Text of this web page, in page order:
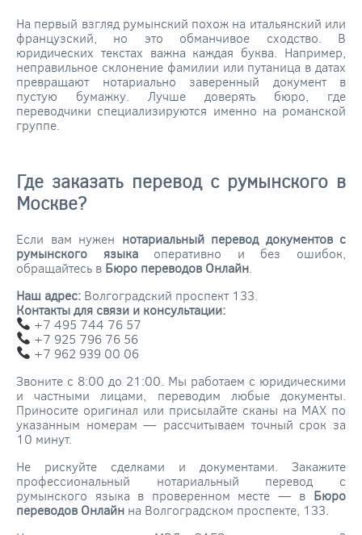
На первый взгляд румынский похож на итальянский или
французский, но это обманчивое сходство. В
юридических текстах важна каждая буква. Например,
неправильное склонение фамилии или путаница в датах
превращают нотариально заверенный документ в
пустую бумажку. Лучше доверять бюро, где
переводчики специализируются именно на романской
группе.
Где заказать перевод с румынского в
Москве?
Если вам нужен нотариальный перевод документов с
румынского языкаоперативно и без ошибок,
обращайтесь в Бюро переводов Онлайн
Наш адрес: Волгоградский проспект 133.
Контакты для связи и консультации:
+7 495 744 76 57
+7 925 796 76 56
+7 962 939 00 06
Звоните с 8:00 до 21:00. Мы работаем с юридическими
и частными лицами, переводим любые документы.
Приносите оригинал или присылайте сканы на MAX по
указанным номерам — рассчитываем точный срок за
10 минут.
Не рискуйте сделками и документами. Закажите
профессиональный нотариальный перевод с
румынского языка в проверенном месте — в Бюро
переводов Онлайн на Волгоградском проспекте, 133.